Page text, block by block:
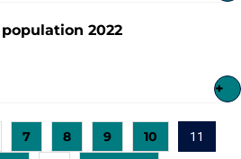
2022
+
7 8 9 10 11